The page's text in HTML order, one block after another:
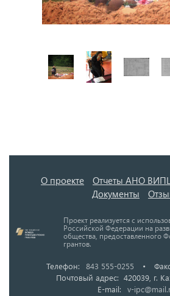
О проекте Отчеты АНО
Документы
Проект реализуется с
Российской Федерации на
общества, предоставленного
грантов.
Телефон: 843 555-0255 •
Почтовый адрес: 420039, г.
E-mail:
v-